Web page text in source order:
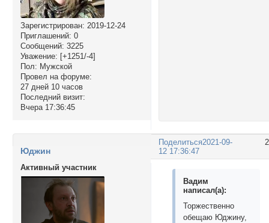
Зарегистрирован: 2019-12-24
Приглашений: 0
Сообщений: 3225
Уважение: [+1251/-4]
Пол: Мужской
Провел на форуме:
27 дней 10 часов
Последний визит:
Вчера 17:36:45
Поделиться2021-09-
12 17:36:47
Юджин
Активный участник
Вадим
написал(а):
Торжественно
обещаю Юджину,